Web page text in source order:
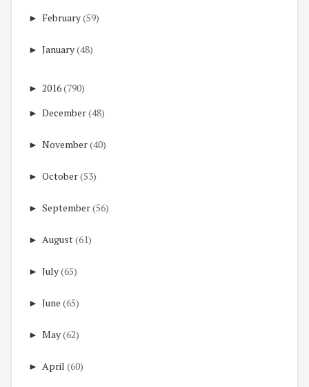
► February(59)
► January(48)
► 2016(790)
► December(48)
► November(40)
► October(53)
► September(56)
► August(61)
► July(65)
► June (65)
► May(62)
► April (60)